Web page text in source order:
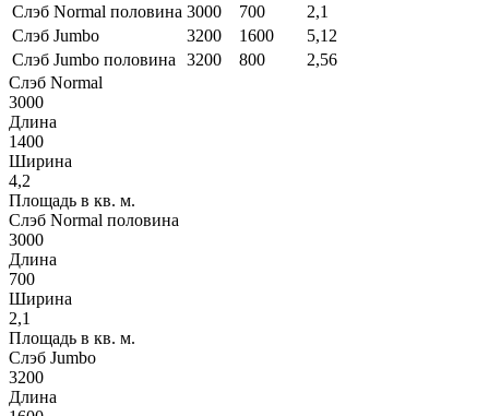
Слэб Normal половина 3000 700
2,1
Слэб Jumbo
3200 1600
5,12
Слэб Jumbo половина
3200 800
2,56
Слэб Normal
3000
Длина
1400
Ширина
4,2
Площадь в кв. м.
Слэб Normal половина
3000
Длина
700
Ширина
2,1
Площадь в кв. м.
Слэб Jumbo
3200
Длина